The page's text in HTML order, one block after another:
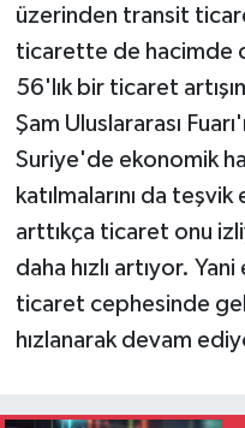
üzerinden transit
ticarette de hacimde
56'lık bir ticaret
Şam Uluslararası
Suriye'de ekonomik
katılmalarını da
arttıkça ticaret onu
daha hızlı artıyor.
ticaret cephesinde
hızlanarak devam